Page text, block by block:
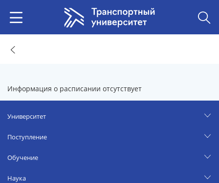
Информация о расписании отсутствует
Университет
Поступление
Обучение
Наука